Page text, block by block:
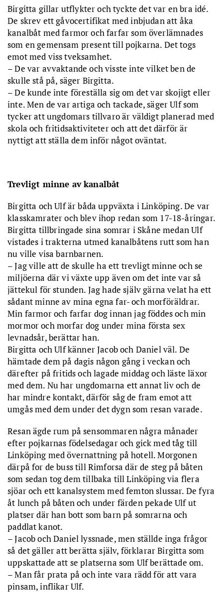
Birgitta gillar utflykter och tyckte det var en bra idé.
De skrev ett gåvocertifikat med inbjudan att åka
kanalbåt med farmor och farfar som överlämnades
som en gemensam present till pojkarna. Det togs
emot med viss tveksamhet.
– De var avvaktande och visste inte vilket ben de
skulle stå på, säger Birgitta.
– De kunde inte föreställa sig om det var skojigt eller
inte. Men de var artiga och tackade, säger Ulf som
tycker att ungdomars tillvaro är väldigt planerad med
skola och fritidsaktiviteter och att det därför är
nyttigt att ställa dem inför något oväntat.
Trevligt minne av kanalbåt
Birgitta och Ulf är båda uppväxta i Linköping. De var
klasskamrater och blev ihop redan som 17-18-åringar.
Birgitta tillbringade sina somrar i Skåne medan Ulf
vistades i trakterna utmed kanalbåtens rutt som han
nu ville visa barnbarnen.
– Jag ville att de skulle ha ett trevligt minne och se
miljöerna där vi växte upp även om det inte var så
jättekul för stunden. Jag hade själv gärna velat ha ett
sådant minne av mina egna far- och morföräldrar.
Min farmor och farfar dog innan jag föddes och min
mormor och morfar dog under mina första sex
levnadsår, berättar han.
Birgitta och Ulf känner Jacob och Daniel väl. De
hämtade dem på dagis någon gång i veckan och
därefter på fritids och lagade middag och läste läxor
med dem. Nu har ungdomarna ett annat liv och de
har mindre kontakt, därför såg de fram emot att
umgås med dem under det dygn som resan varade.
Resan ägde rum på sensommaren några månader
efter pojkarnas födelsedagar och gick med tåg till
Linköping med övernattning på hotell. Morgonen
därpå for de buss till Rimforsa där de steg på båten
som sedan tog dem tillbaka till Linköping via flera
sjöar och ett kanalsystem med femton slussar. De fyra
åt lunch på båten och under färden pekade Ulf ut
platser där han bott som barn på somrarna och
paddlat kanot.
– Jacob och Daniel lyssnade, men ställde inga frågor
så det gäller att berätta själv, förklarar Birgitta som
uppskattade att se platserna som Ulf berättade om.
– Man får prata på och inte vara rädd för att vara
pinsam, inflikar Ulf.